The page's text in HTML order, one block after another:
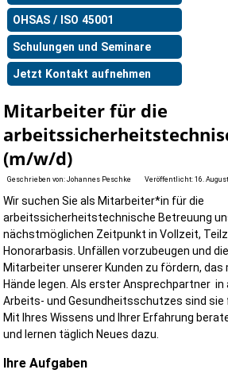
OHSAS / ISO 45001
Schulungen und Seminare
Jetzt Kontakt aufnehmen
Mitarbeiter für die
(m/w/d)
Geschrieben von:Johannes Peschke Veröffentlicht: 16.
Wir suchen Sie als Mitarbeiter*in für die
arbeitssicherheitstechnische Betreuung
nächstmöglichen Zeitpunkt in Vollzeit,
Honorarbasis. Unfällen vorzubeugen und
Mitarbeiter unserer Kunden zu fördern, das
Hände legen. Als erster Ansprechpartner in
Arbeits- und Gesundheitsschutzes sind sie
Mit Ihres Wissens und Ihrer Erfahrung
und lernen täglich Neues dazu.
Ihre Aufgaben